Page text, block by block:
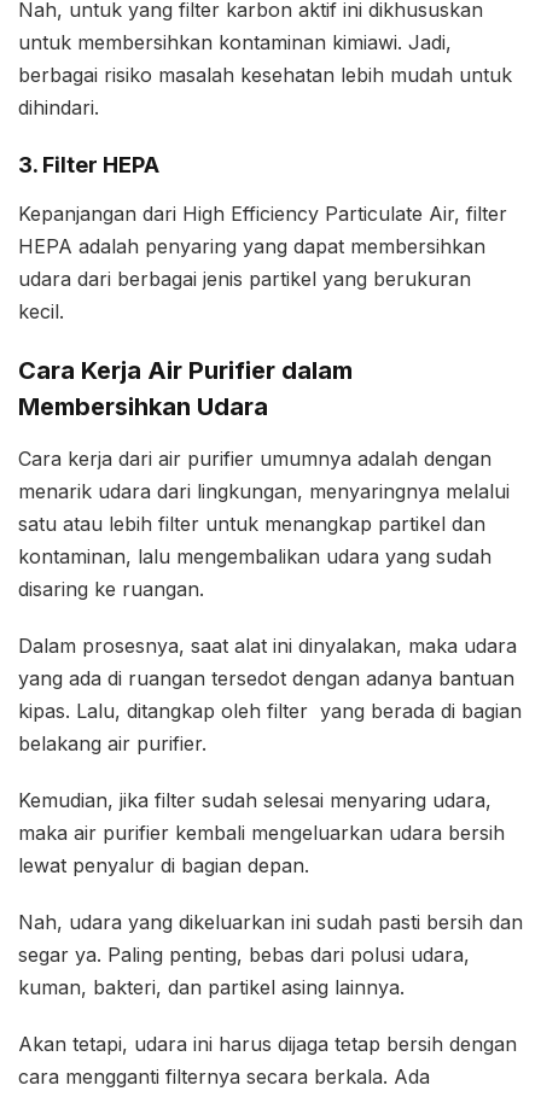
Nah, untuk yang filter karbon aktif ini dikhususkan
untuk membersihkan kontaminan kimiawi. Jadi,
berbagai risiko masalah kesehatan lebih mudah untuk
dihindari.
3. Filter HEPA
Kepanjangan dari High Efficiency Particulate Air, filter
HEPA adalah penyaring yang dapat membersihkan
udara dari berbagai jenis partikel yang berukuran
kecil.
Cara Kerja Air Purifier dalam
Membersihkan Udara
Cara kerja dari air purifier umumnya adalah dengan
menarik udara dari lingkungan, menyaringnya melalui
satu atau lebih filter untuk menangkap partikel dan
kontaminan, lalu mengembalikan udara yang sudah
disaring ke ruangan.
Dalam prosesnya, saat alat ini dinyalakan, maka udara
yang ada di ruangan tersedot dengan adanya bantuan
kipas. Lalu, ditangkap oleh filter yang berada di bagian
belakang air purifier.
Kemudian, jika filter sudah selesai menyaring udara,
maka air purifier kembali mengeluarkan udara bersih
lewat penyalur di bagian depan.
Nah, udara yang dikeluarkan ini sudah pasti bersih dan
segar ya. Paling penting, bebas dari polusi udara,
kuman, bakteri, dan partikel asing lainnya.
Akan tetapi, udara ini harus dijaga tetap bersih dengan
cara mengganti filternya secara berkala. Ada